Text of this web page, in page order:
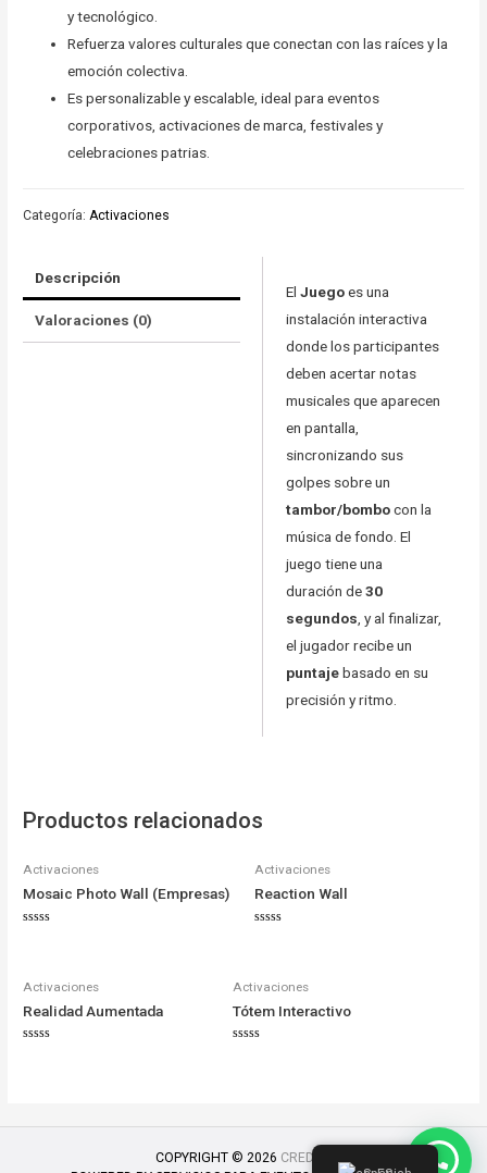
y tecnológico.
Refuerza valores culturales que conectan con las raíces y la
emoción colectiva.
Es personalizable y escalable, ideal para eventos
corporativos, activaciones de marca, festivales y
celebraciones patrias.
Categoría: Activaciones
Descripción
Valoraciones (0)
El Juegoes una
instalación interactiva
donde los participantes
deben acertar notas
musicales que aparecen
en pantalla,
sincronizando sus
golpes sobre un
tambor/bombocon la
música de fondo. El
juego tiene una
duración de30
segundos, y al finalizar,
el jugador recibe un
puntajebasado en su
precisión y ritmo.
Productos relacionados
Activaciones
Mosaic Photo Wall (Empresas)
5
Activaciones
Reaction Wall
5
Activaciones
Realidad Aumentada
Activaciones
Tótem Interactivo
COPYRIGHT © 2026 CREDITS